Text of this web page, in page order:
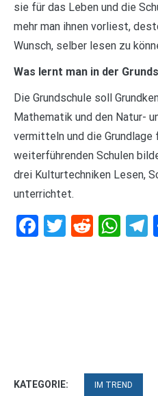
sie für das Leben und die
mehr man ihnen vorliest,
Wunsch, selber lesen zu
Was lernt man in der
Die Grundschule soll
Mathematik und den Natur-
vermitteln und die
weiterführenden Schulen
drei Kulturtechniken Lesen,
unterrichtet.
Facebook
Twitter
Reddit
KATEGORIE: IM TREND